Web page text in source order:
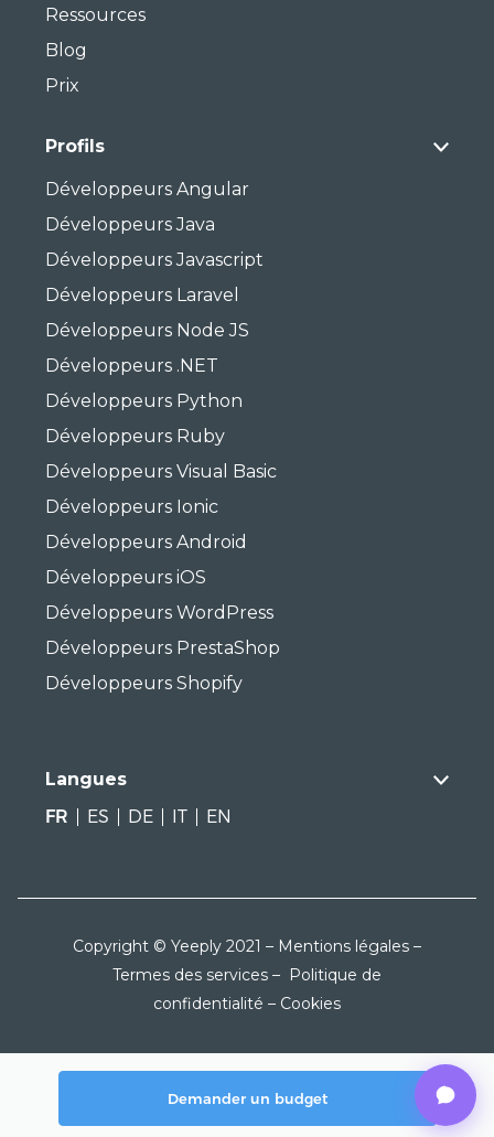
Ressources
Blog
Prix
Profils
Développeurs Angular
Développeurs Java
Développeurs Javascript
Développeurs Laravel
Développeurs Node JS
Développeurs .NET
Développeurs Python
Développeurs Ruby
Développeurs Visual Basic
Développeurs Ionic
Développeurs Android
Développeurs iOS
Développeurs WordPress
Développeurs PrestaShop
Développeurs Shopify
Langues
FR
ES DE IT EN
Demander un budget
Copyright © Yeeply 2021 – Mentions légales –
Termes des services – Politique de
confidentialité – Cookies